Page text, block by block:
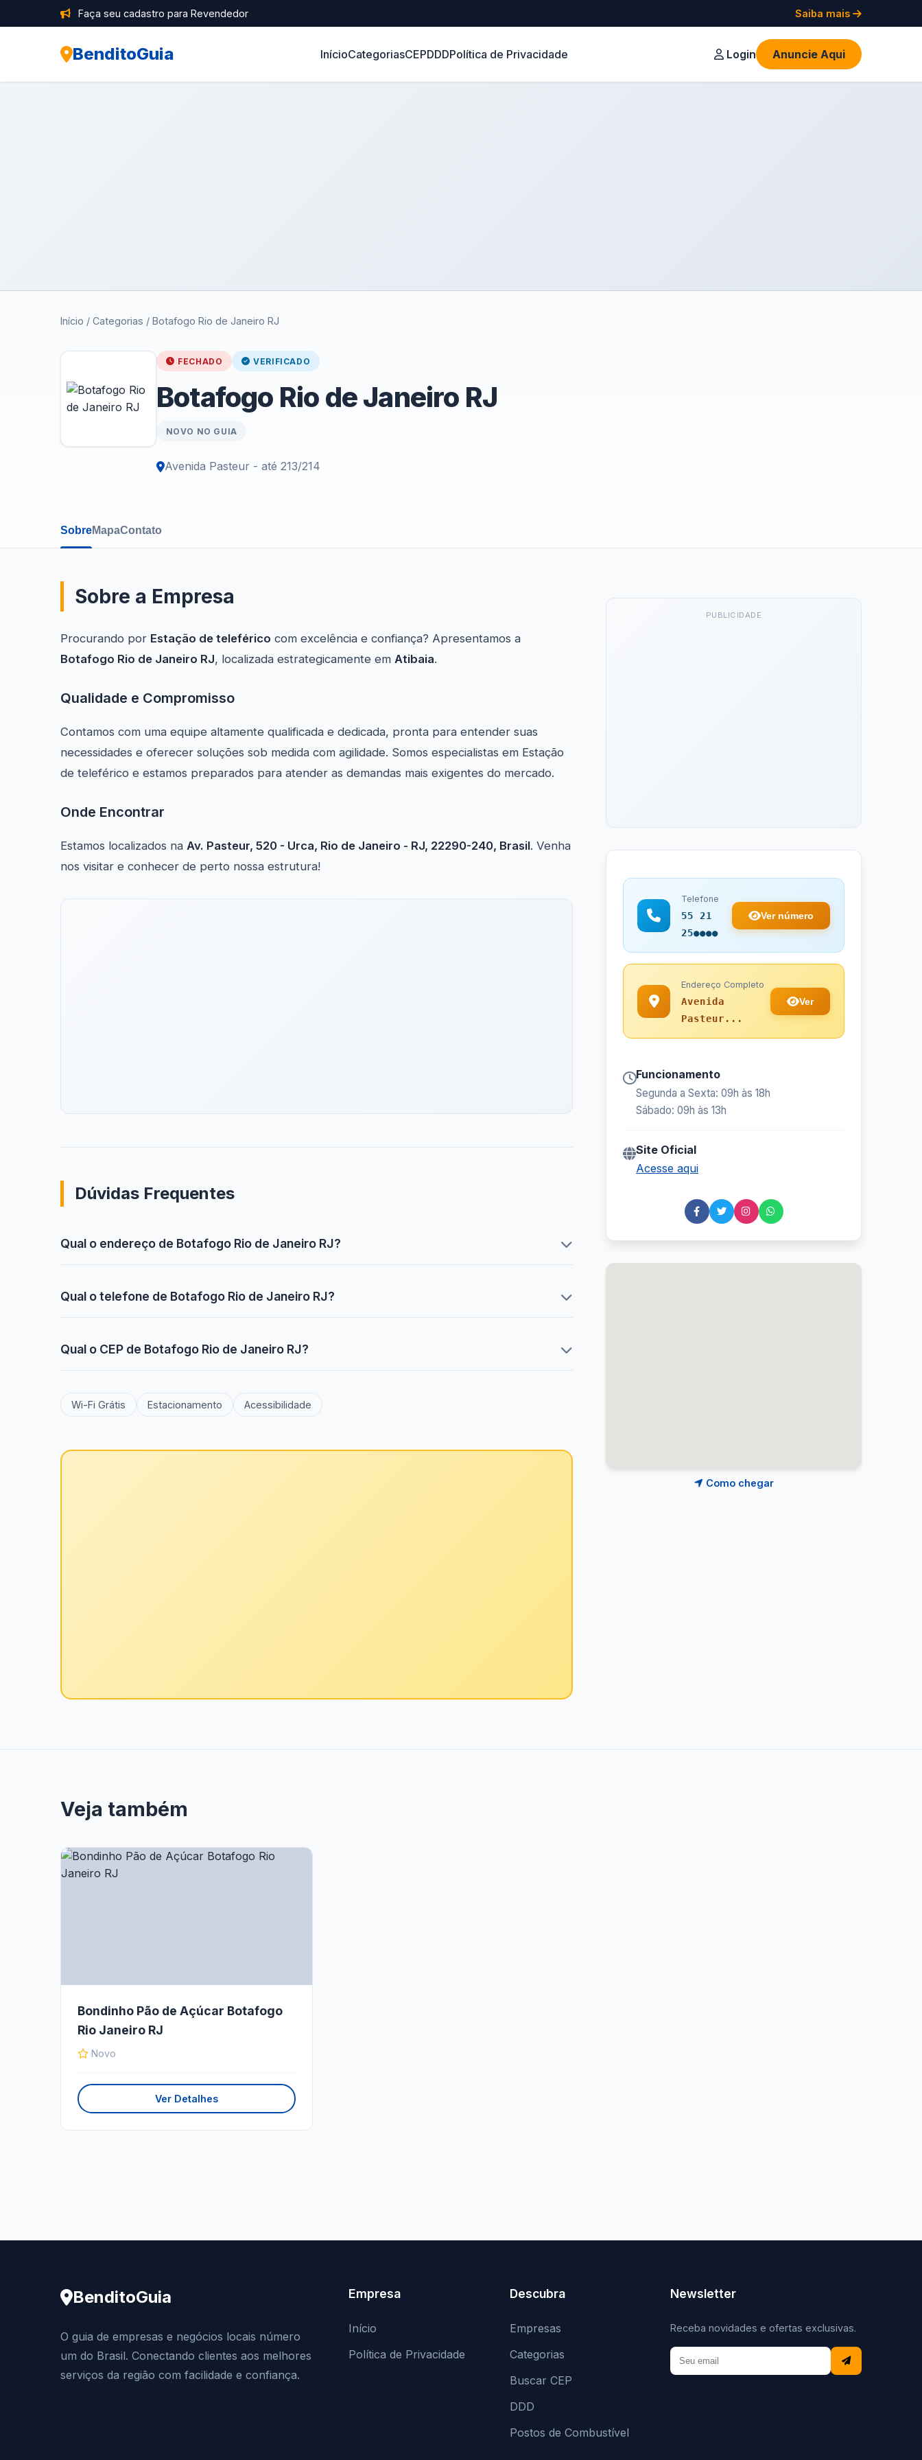
Faça seu cadastro para Revendedor Saiba mais
BenditoGuia InícioCategoriasCEPDDDPolítica de Privacidade Login Anuncie Aqui
Início / Categorias / Botafogo Rio de Janeiro RJ
FECHADO VERIFICADO
Botafogo Rio de Janeiro RJ
NOVO NO GUIA
Avenida Pasteur - até 213/214
SobreMapaContato
Sobre a Empresa
Procurando por Estação de teleférico com excelência e confiança? Apresentamos a
Botafogo Rio de Janeiro RJ, localizada estrategicamente em Atibaia.
Qualidade e Compromisso
Contamos com uma equipe altamente qualificada e dedicada, pronta para entender suas
necessidades e oferecer soluções sob medida com agilidade. Somos especialistas em Estação
de teleférico e estamos preparados para atender as demandas mais exigentes do mercado.
Onde Encontrar
Estamos localizados na Av. Pasteur, 520 - Urca, Rio de Janeiro - RJ, 22290-240, Brasil. Venha
nos visitar e conhecer de perto nossa estrutura!
Dúvidas Frequentes
Qual o endereço de Botafogo Rio de Janeiro RJ?
Qual o telefone de Botafogo Rio de Janeiro RJ?
Qual o CEP de Botafogo Rio de Janeiro RJ?
Wi-Fi Grátis Estacionamento Acessibilidade
PUBLICIDADE
Telefone
55 21
25●●●●
Ver número
Endereço Completo
Avenida
Pasteur...
Ver
Funcionamento
Segunda a Sexta: 09h às 18h
Sábado: 09h às 13h
Site Oficial
Acesse aqui
Como chegar
Veja também
Bondinho Pão de Açúcar Botafogo
Rio Janeiro RJ
Novo
Ver Detalhes
BenditoGuia
O guia de empresas e negócios locais número
um do Brasil. Conectando clientes aos melhores
serviços da região com facilidade e confiança.
Empresa
Início
Política de Privacidade
Descubra
Empresas
Categorias
Buscar CEP
DDD
Postos de Combustível
Newsletter
Receba novidades e ofertas exclusivas.